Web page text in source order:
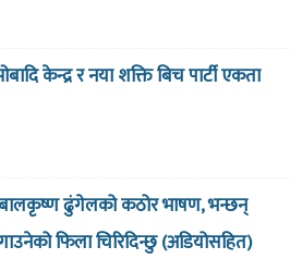
केन्द्र र नया शक्ति बिच पार्टी एकता
ढुंगेलको कठोर भाषण, भन्छन्
फिला चिरिदिन्छु (अडियोसहित)